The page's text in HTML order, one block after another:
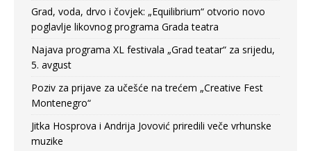
Grad, voda, drvo i čovjek: „Equilibrium“ otvorio novo
poglavlje likovnog programa Grada teatra
Najava programa XL festivala „Grad teatar“ za srijedu,
5. avgust
Poziv za prijave za učešće na trećem „Creative Fest
Montenegro“
Jitka Hosprova i Andrija Jovović priredili veče vrhunske
muzike